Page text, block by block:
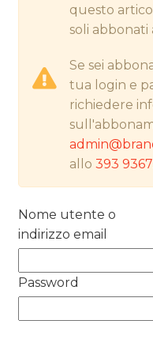
PREVISIONI/SCENARI
NORMATIVE
CASE HISTORY
questo
soli abbonati
Se sei
tua login e
richiedere
allo393
Nome utente o
indirizzo email
Password